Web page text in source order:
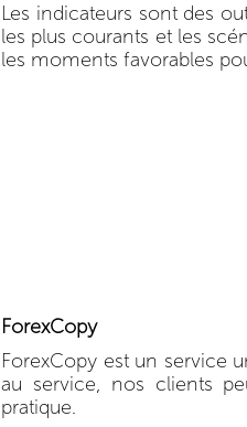
Les indicateurs sont des
les plus courants et les
les moments favorables
ForexCopy
ForexCopy est un service
au service, nos clients
pratique.